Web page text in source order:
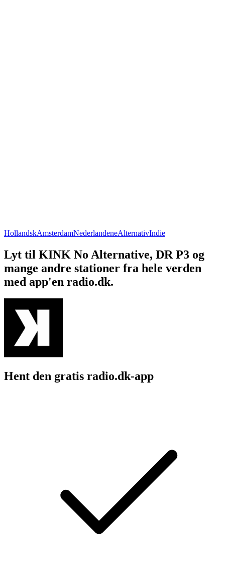
HollandskAmsterdamNederlandeneAlternativIndie
Lyt til KINK No Alternative, DR P3 og
mange andre stationer fra hele verden
med app'en radio.dk.
Hent den gratis radio.dk-app